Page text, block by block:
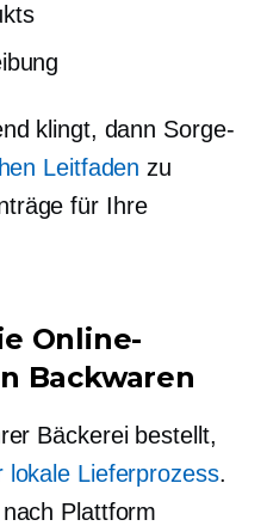
klingt, dann Sorge-
Leitfaden zu
für Ihre
Online-
Backwaren
Bäckerei bestellt,
lokale Lieferprozess.
Plattform